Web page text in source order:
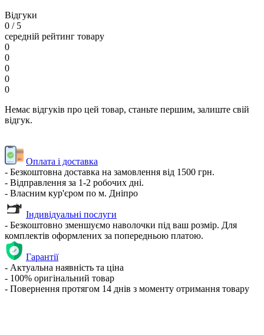
Відгуки
0 / 5
середній рейтинг товару
0
0
0
0
0
Немає відгуків про цей товар, станьте першим, залиште свій
відгук.
Оплата і доставка
- Безкоштовна доставка на замовлення від 1500 грн.
- Відправлення за 1-2 робочих дні.
- Власним кур'єром по м. Дніпро
Індивідуальні послуги
- Безкоштовно зменшуємо наволочки під ваш розмір. Для
комплектів оформлених за попередньою платою.
Гарантії
- Актуальна наявність та ціна
- 100% оригінальний товар
- Повернення протягом 14 днів з моменту отримання товару